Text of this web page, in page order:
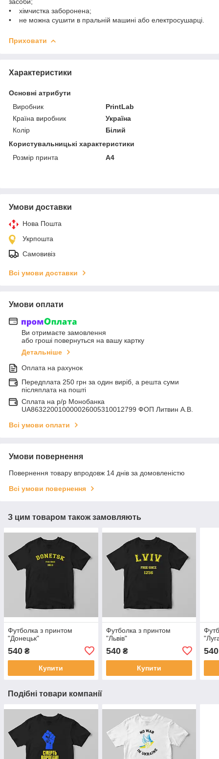
• хімчистка заборонена;
• не можна сушити в пральній машині або електросушарці.
Приховати
Характеристики
Основні атрибути
Виробник
PrintLab
Країна виробник
Україна
Колір
Білий
Користувальницькі характеристики
Розмір принта
А4
Умови доставки
Нова Пошта
Укрпошта
Самовивіз
Всі умови доставки
Умови оплати
Ви отримаєте замовлення
або гроші повернуться на вашу картку
Детальніше
Оплата на рахунок
Передплата 250 грн за один виріб, а решта суми
післяплата на пошті
Сплата на р/р Монобанка
UA863220010000026005310012799 ФОП Литвин А.В.
Всі умови оплати
Умови повернення
Повернення товару впродовж 14 днів за домовленістю
Всі умови повернення
З цим товаром також замовляють
Футболка з принтом
"Донецьк"
540 ₴
Купити
Футболка з принтом
"Львів"
540₴
Купити
540
Подібні товари компанії